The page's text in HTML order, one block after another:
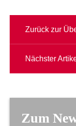
Zurück zur
Nächster
Zum